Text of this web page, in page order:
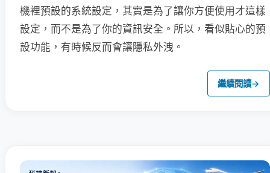
機裡預設的系統設定，其實是為了讓你方便使用才這樣
設定，而不是為了你的資訊安全。所以，看似貼心的預
設功能，有時候反而會讓隱私外洩。
繼續閱讀→